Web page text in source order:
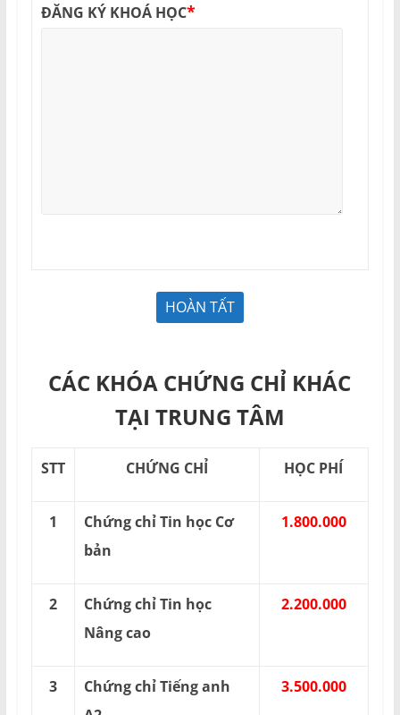
ĐĂNG KÝ KHOÁ HỌC*
CÁC KHÓA CHỨNG CHỈ KHÁC
TẠI TRUNG TÂM
STT CHỨNG CHỈ HỌC PHÍ
1
Chứng chỉ Tin học Cơ
bản
1.800.000
2
Chứng chỉ Tin học
Nâng cao
2.200.000
3
Chứng chỉ Tiếng anh
3.500.000